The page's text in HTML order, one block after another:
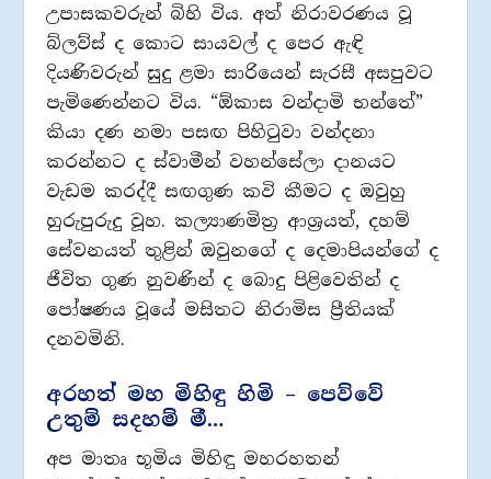
උපාසකවරුන් බිහි විය. අත් නිරාවරණය වූ
බ්ලව්ස් ද කොට සායවල් ද පෙර ඇඳි
දියණිවරුන් සුදු ළමා සාරියෙන් සැරසී අසපුවට
පැමිණෙන්නට විය. “ඕකාස වන්දාමි භන්තේ”
කියා දණ නමා පසඟ පිහිටුවා වන්දනා
කරන්නට ද ස්වාමීන් වහන්සේලා දානයට
වැඩම කරද්දී සඟගුණ කවි කීමට ද ඔවුහු
හුරුපුරුදු වූහ. කල්‍යාණමිත්‍ර ආශ්‍රයත්, දහම්
සේවනයත් තුළින් ඔවුනගේ ද දෙමාපියන්ගේ ද
ජීවිත ගුණ නුවණින් ද බොදු පිළිවෙතින් ද
පෝෂණය වූයේ මසිතට නිරාමිස ප්‍රීතියක්
දනවමිනි.
අරහත් මහ මිහිඳු හිමි – පෙව්වේ
උතුම් සදහම් මී…
අප මාතෘ භූමිය මිහිඳු මහරහතන්